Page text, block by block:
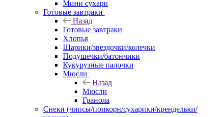
Мини сухари
Готовые завтраки
Назад
Готовые завтраки
Хлопья
Шарики/звездочки/колечки
Подушечки/батончики
Кукурузные палочки
Мюсли
Назад
Мюсли
Гранола
Снеки (чипсы/попкорн/сухарики/крендельки/